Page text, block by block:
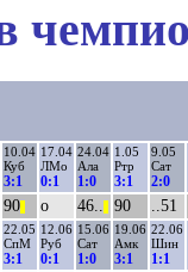
10.04
Куб
3:1
17.04
ЛМо
0:1
24.04
Ала
1:0
1.05
Ртр
3:1
9.05
Сат
2:0
90 о 46.. 90 ..51
22.05
СпМ
3:1
12.06
Руб
0:1
15.06
Сат
1:0
19.06
Амк
3:1
22.06
Шин
1:1